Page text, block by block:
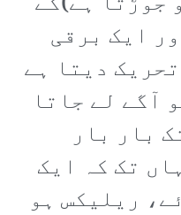
ایک برقی
دیتا ہے
آگے لے جاتا
بار بار
تک کہ ایک
ریلیکس ہو